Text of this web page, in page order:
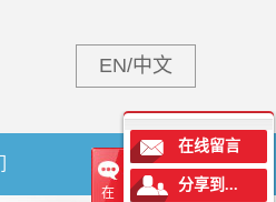
EN/中文
在
在线留言
分享到...